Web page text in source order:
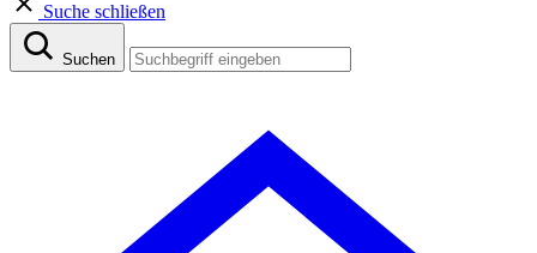
Suche schließen
Suchen